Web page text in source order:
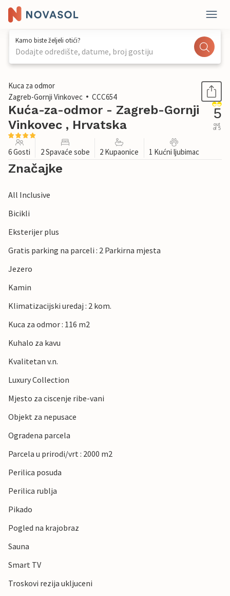
Kamo biste željeli otići?
Dodajte odredište, datume, broj gostiju
1 / 44
Kuca za odmor
Zagreb-Gornji Vinkovec
CCC654
Kuća-za-odmor - Zagreb-Gornji
Vinkovec , Hrvatska
5
out
of 5
6 Gosti 2 Spavaće sobe 2 Kupaonice 1 Kućni ljubimac
Značajke
All Inclusive
Bicikli
Eksterijer plus
Gratis parking na parceli : 2 Parkirna mjesta
Jezero
Kamin
Klimatizacijski uredaj : 2 kom.
Kuca za odmor : 116 m2
Kuhalo za kavu
Kvalitetan v.n.
Luxury Collection
Mjesto za ciscenje ribe-vani
Objekt za nepusace
Ogradena parcela
Parcela u prirodi/vrt : 2000 m2
Perilica posuda
Perilica rublja
Pikado
Pogled na krajobraz
Sauna
Smart TV
Troskovi rezija ukljuceni